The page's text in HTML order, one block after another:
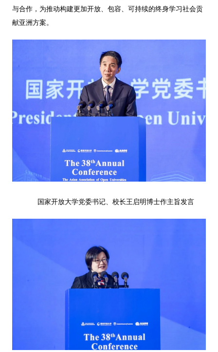
与合作，为推动构建更加开放、包容、可持续的终身学习社会贡
献亚洲方案。
国家开放大学党委书记、校长王启明博士作主旨发言